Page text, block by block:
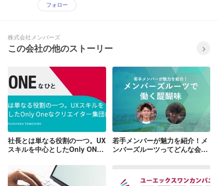
フォロー
株式会社メンバーズ
この会社の他のストーリー
社長とは単なる役割の一つ。UX
スキルを中心としたOnly ONE
裕｜UX ONEなひと
若手メンバーが魅力を紹介！メ
ンバーズルーツってどんな会